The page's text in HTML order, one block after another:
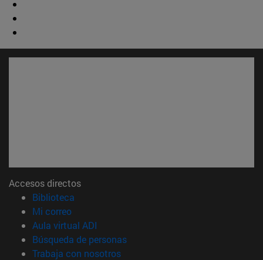
Accesos directos
Biblioteca
Mi correo(abre en nueva ventana)
Aula virtual ADI
Búsqueda de personas(abre en nueva ventana)
Trabaja con nosotros(abre en nueva ventana)